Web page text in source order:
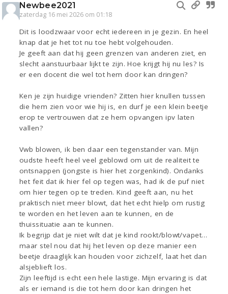
Newbee2021
zaterdag 16 mei 2026 om 01:18
Dit is loodzwaar voor echt iedereen in je gezin. En heel
knap dat je het tot nu toe hebt volgehouden.
Je geeft aan dat hij geen grenzen van anderen ziet, en
slecht aanstuurbaar lijkt te zijn. Hoe krijgt hij nu les? Is
er een docent die wel tot hem door kan dringen?
Ken je zijn huidige vrienden? Zitten hier knullen tussen
die hem zien voor wie hij is, en durf je een klein beetje
erop te vertrouwen dat ze hem opvangen ipv laten
vallen?
Vwb blowen, ik ben daar een tegenstander van. Mijn
oudste heeft heel veel geblowd om uit de realiteit te
ontsnappen (jongste is hier het zorgenkind). Ondanks
het feit dat ik hier fel op tegen was, had ik de puf niet
om hier tegen op te treden. Kind geeft aan, nu het
praktisch niet meer blowt, dat het echt hielp om rustig
te worden en het leven aan te kunnen, en de
thuissituatie aan te kunnen.
Ik begrijp dat je niet wilt dat je kind rookt/blowt/vapet…
maar stel nou dat hij het leven op deze manier een
beetje draaglijk kan houden voor zichzelf, laat het dan
alsjeblieft los.
Zijn leeftijd is echt een hele lastige. Mijn ervaring is dat
als er iemand is die tot hem door kan dringen het